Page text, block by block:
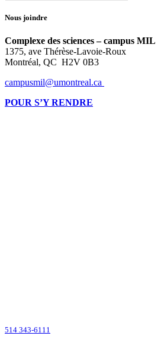
Nous joindre
Complexe des sciences – campus MIL
1375, ave Thérèse-Lavoie-Roux
Montréal, QC H2V 0B3
campusmil@umontreal.ca
POUR S’Y RENDRE
514 343-6111